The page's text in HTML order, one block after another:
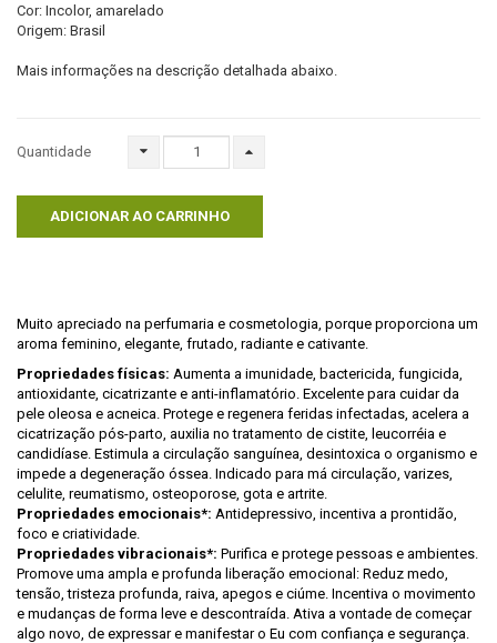
Cor: Incolor, amarelado
Origem: Brasil
Mais informações na descrição detalhada abaixo.
Quantidade
ADICIONAR AO CARRINHO
Muito apreciado na perfumaria e cosmetologia, porque proporciona um
aroma feminino, elegante, frutado, radiante e cativante.
Propriedades físicas: Aumenta a imunidade, bactericida, fungicida,
antioxidante, cicatrizante e anti-inflamatório. Excelente para cuidar da
pele oleosa e acneica. Protege e regenera feridas infectadas, acelera a
cicatrização pós-parto, auxilia no tratamento de cistite, leucorréia e
candidíase. Estimula a circulação sanguínea, desintoxica o organismo e
impede a degeneração óssea. Indicado para má circulação, varizes,
celulite, reumatismo, osteoporose, gota e artrite.
Propriedades emocionais*: Antidepressivo, incentiva a prontidão,
foco e criatividade.
Propriedades vibracionais*: Purifica e protege pessoas e ambientes.
Promove uma ampla e profunda liberação emocional: Reduz medo,
tensão, tristeza profunda, raiva, apegos e ciúme. Incentiva o movimento
e mudanças de forma leve e descontraída. Ativa a vontade de começar
algo novo, de expressar e manifestar o Eu com confiança e segurança.